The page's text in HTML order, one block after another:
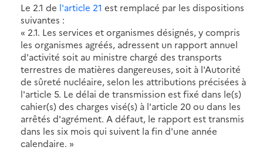
Le 2.1 de l'article 21 est remplacé par les dispositions
suivantes :
« 2.1. Les services et organismes désignés, y compris
les organismes agréés, adressent un rapport annuel
d'activité soit au ministre chargé des transports
terrestres de matières dangereuses, soit à l'Autorité
de sûreté nucléaire, selon les attributions précisées à
l'article 5. Le délai de transmission est fixé dans le(s)
cahier(s) des charges visé(s) à l'article 20 ou dans les
arrêtés d'agrément. A défaut, le rapport est transmis
dans les six mois qui suivent la fin d'une année
calendaire. »